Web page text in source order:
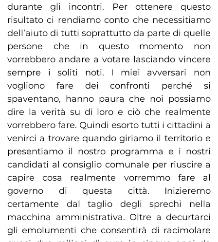
durante gli incontri. Per ottenere questo
risultato ci rendiamo conto che necessitiamo
dell’aiuto di tutti soprattutto da parte di quelle
persone che in questo momento non
vorrebbero andare a votare lasciando vincere
sempre i soliti noti. I miei avversari non
vogliono fare dei confronti perché si
spaventano, hanno paura che noi possiamo
dire la verità su di loro e ciò che realmente
vorrebbero fare. Quindi esorto tutti i cittadini a
venirci a trovare quando giriamo il territorio e
presentiamo il nostro programma e i nostri
candidati al consiglio comunale per riuscire a
capire cosa realmente vorremmo fare al
governo di questa città. Inizieremo
certamente dal taglio degli sprechi nella
macchina amministrativa. Oltre a decurtarci
gli emolumenti che consentirà di racimolare